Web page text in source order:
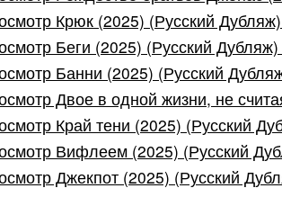
Крюк (2025) (Русский
Беги (2025) (Русский
Банни (2025) (Русский
Двое в одной жизни, не
Край тени (2025) (Русский
Вифлеем (2025) (Русский
Джекпот (2025) (Русский